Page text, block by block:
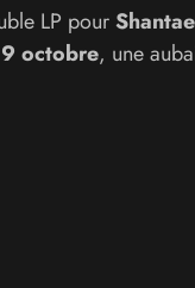
LP pour
octobre, une